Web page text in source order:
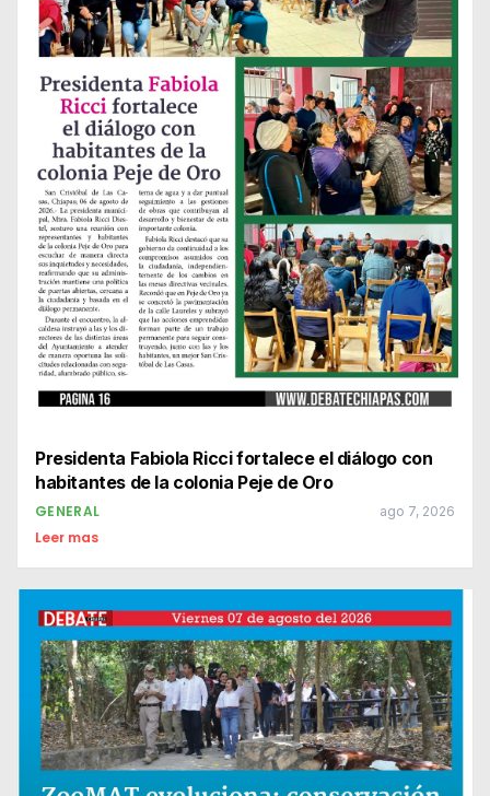
Presidenta Fabiola Ricci fortalece el diálogo con
habitantes de la colonia Peje de Oro
GENERAL ago 7, 2026
Leer mas